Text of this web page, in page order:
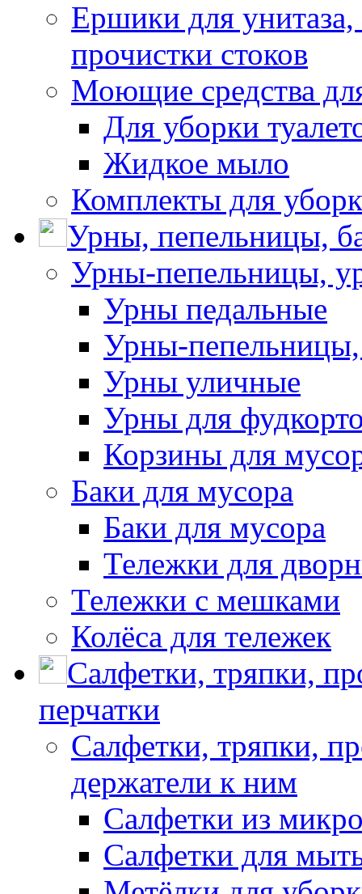
Ершики для
прочистки стоков
Моющие средства
Для уборки
Жидкое мыло
Комплекты для
Урны, пепельницы,
Урны-пепельницы,
Урны педальные
Урны-
Урны уличные
Урны для
Корзины для
Баки для мусора
Баки для мусора
Тележки для
Тележки с мешками
Колёса для тележек
Салфетки, тряпки,
перчатки
Салфетки, тряпки,
держатели к ним
Салфетки из
Салфетки для